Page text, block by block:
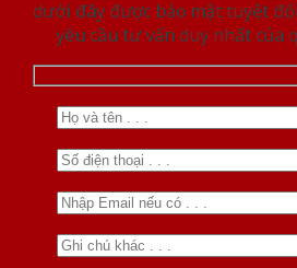
dưới đây được bảo mật tuyệt đối
yêu cầu tư vấn duy nhất của